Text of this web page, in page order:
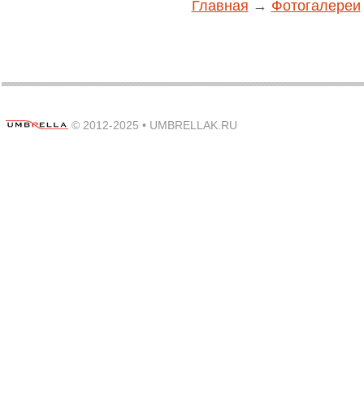
Главная → Фотогалереи
© 2012-2025 • UMBRELLAK.RU